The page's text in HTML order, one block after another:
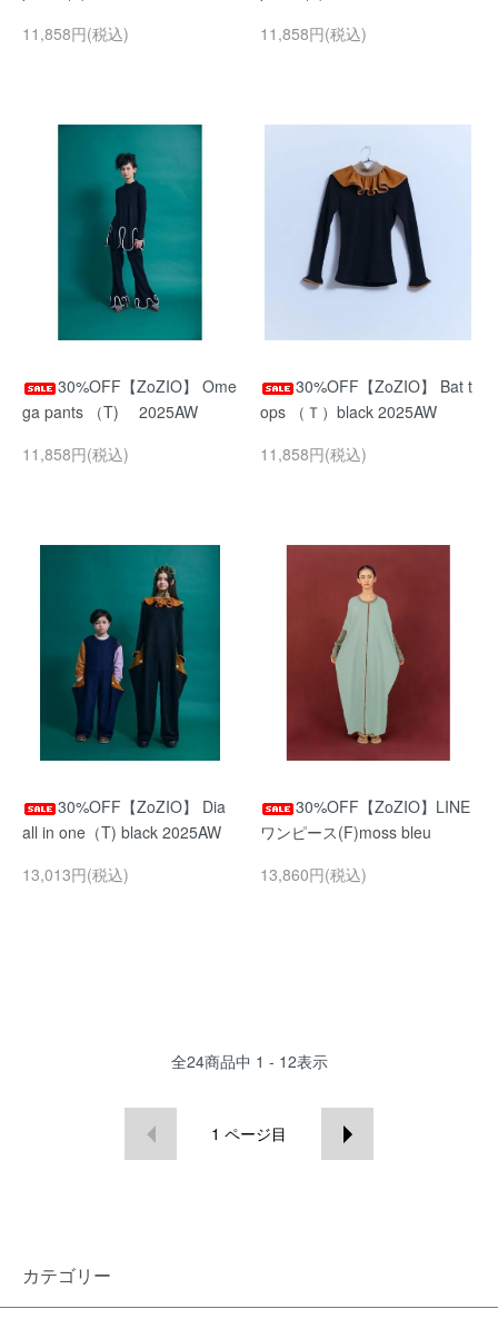
11,858円(税込)
11,858円(税込)
30%OFF【ZoZIO】 Ome
ga pants （T) 2025AW
11,858円(税込)
30%OFF【ZoZIO】 Bat t
ops （Ｔ）black 2025AW
11,858円(税込)
30%OFF【ZoZIO】 Dia
all in one（T) black 2025AW
13,013円(税込)
30%OFF【ZoZIO】LINE
ワンピース(F)moss bleu
13,860円(税込)
全24商品中 1 - 12表示
1 ページ目
カテゴリー